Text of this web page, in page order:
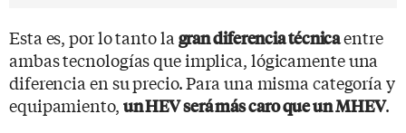
Esta es, por lo tanto lagran diferencia técnicaentre
ambas tecnologías que implica, lógicamente una
diferencia en su precio. Para una misma categoría y
equipamiento, un HEV será más caro que un MHEV.